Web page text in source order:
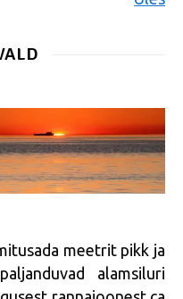
meetrit pikk ja
alamsiluri